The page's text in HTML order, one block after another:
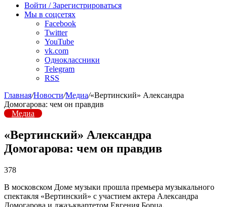
радио
Войти / Зарегистрироваться
Мы в соцсетях
Facebook
Twitter
YouTube
vk.com
Одноклассники
Telegram
RSS
Главная/Новости/Медиа/«Вертинский» Александра
Домогарова: чем он правдив
Медиа
«Вертинский» Александра
Домогарова: чем он правдив
378
В московском Доме музыки прошла премьера музыкального
спектакля «Вертинский» с участием актера Александра
Домогарова и джаз-квартетом Евгения Борца.